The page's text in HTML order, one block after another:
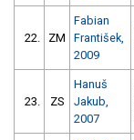
22. ZM
Fabian
František,
2009
23. ZS
Hanuš
Jakub,
2007